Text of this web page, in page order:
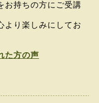
お持ちの方にご受講
より楽しみにしてお
た方の声